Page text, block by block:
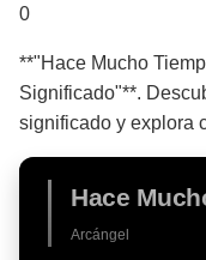
0
**"Hace Mucho
Significado"**.
significado y explora
Hace
Arcángel